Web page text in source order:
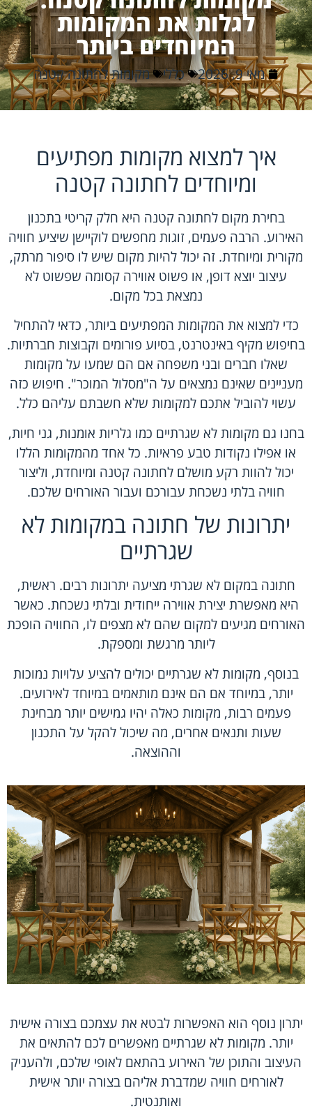
לגלות את המקומות
המיוחדים ביותר
מאי 9, 2026 כללי מקומות לחתונה קטנה
איך למצוא מקומות מפתיעים
ומיוחדים לחתונה קטנה
בחירת מקום לחתונה קטנה היא חלק קריטי בתכנון
האירוע. הרבה פעמים, זוגות מחפשים לוקיישן שיציע חוויה
מקורית ומיוחדת. זה יכול להיות מקום שיש לו סיפור מרתק,
עיצוב יוצא דופן, או פשוט אווירה קסומה שפשוט לא
נמצאת בכל מקום.
כדי למצוא את המקומות המפתיעים ביותר, כדאי להתחיל
בחיפוש מקיף באינטרנט, בסיוע פורומים וקבוצות חברתיות.
שאלו חברים ובני משפחה אם הם שמעו על מקומות
מעניינים שאינם נמצאים על ה"מסלול המוכר". חיפוש כזה
עשוי להוביל אתכם למקומות שלא חשבתם עליהם כלל.
בחנו גם מקומות לא שגרתיים כמו גלריות אומנות, גני חיות,
או אפילו נקודות טבע פראיות. כל אחד מהמקומות הללו
יכול להוות רקע מושלם לחתונה קטנה ומיוחדת, וליצור
חוויה בלתי נשכחת עבורכם ועבור האורחים שלכם.
יתרונות של חתונה במקומות לא
שגרתיים
חתונה במקום לא שגרתי מציעה יתרונות רבים. ראשית,
היא מאפשרת יצירת אווירה ייחודית ובלתי נשכחת. כאשר
האורחים מגיעים למקום שהם לא מצפים לו, החוויה הופכת
ליותר מרגשת ומספקת.
בנוסף, מקומות לא שגרתיים יכולים להציע עלויות נמוכות
יותר, במיוחד אם הם אינם מותאמים במיוחד לאירועים.
פעמים רבות, מקומות כאלה יהיו גמישים יותר מבחינת
שעות ותנאים אחרים, מה שיכול להקל על התכנון
וההוצאה.
יתרון נוסף הוא האפשרות לבטא את עצמכם בצורה אישית
יותר. מקומות לא שגרתיים מאפשרים לכם להתאים את
העיצוב והתוכן של האירוע בהתאם לאופי שלכם, ולהעניק
לאורחים חוויה שמדברת אליהם בצורה יותר אישית
ואותנטית.